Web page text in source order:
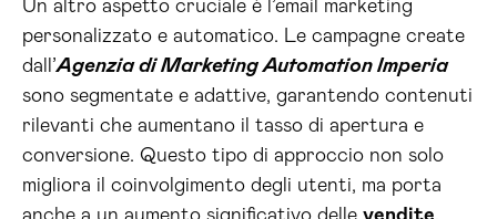
Un altro aspetto cruciale è l’email marketing
personalizzato e automatico. Le campagne create
dall’Agenzia di Marketing Automation Imperia
sono segmentate e adattive, garantendo contenuti
rilevanti che aumentano il tasso di apertura e
conversione. Questo tipo di approccio non solo
migliora il coinvolgimento degli utenti, ma porta